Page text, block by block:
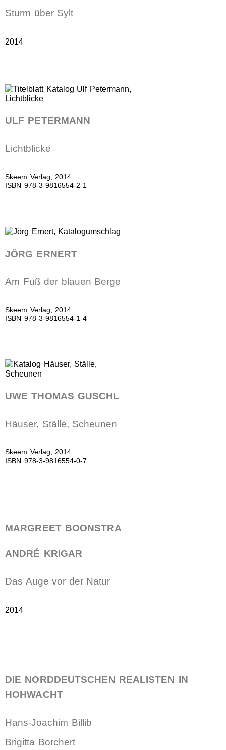
Sturm über Sylt
2014
ULF PETERMANN
Lichtblicke
Skeem Verlag, 2014
ISBN 978-3-9816554-2-1
JÖRG ERNERT
Am Fuß der blauen Berge
Skeem Verlag, 2014
ISBN 978-3-9816554-1-4
UWE THOMAS GUSCHL
Häuser, Ställe, Scheunen
Skeem Verlag, 2014
ISBN 978-3-9816554-0-7
MARGREET BOONSTRA
ANDRÉ KRIGAR
Das Auge vor der Natur
2014
DIE NORDDEUTSCHEN REALISTEN IN
HOHWACHT
Hans-Joachim Billib
Brigitta Borchert